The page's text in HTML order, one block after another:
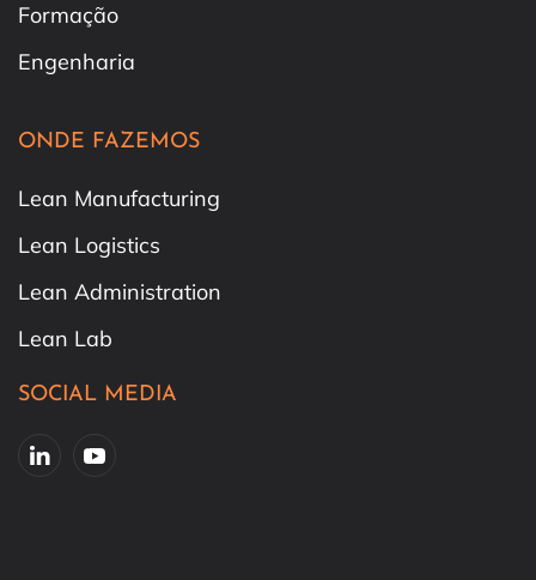
Formação
Engenharia
ONDE FAZEMOS
Lean Manufacturing
Lean Logistics
Lean Administration
Lean Lab
SOCIAL MEDIA